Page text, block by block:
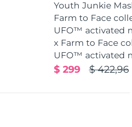
Youth Junkie
Farm to Face
UFO™ activated
x Farm to Face
UFO™ activated
$ 422,96
$ 299